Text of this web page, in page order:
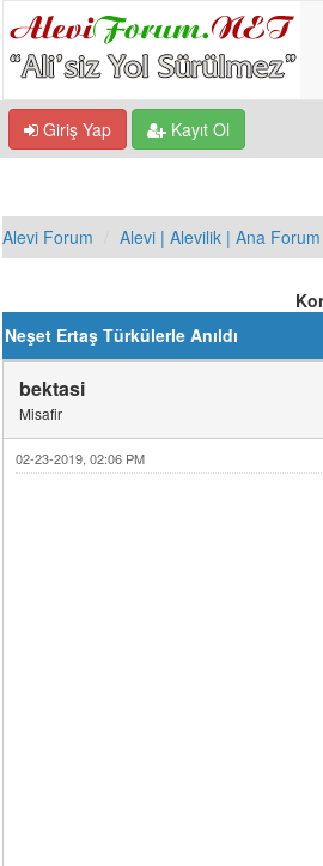
Giriş Yap Kayıt Ol
Alevi Forum Alevi | Alevilik | Ana Forum
Neşet Ertaş Türkülerle Anıldı
bektasi
Misafir
02-23-2019, 02:06 PM